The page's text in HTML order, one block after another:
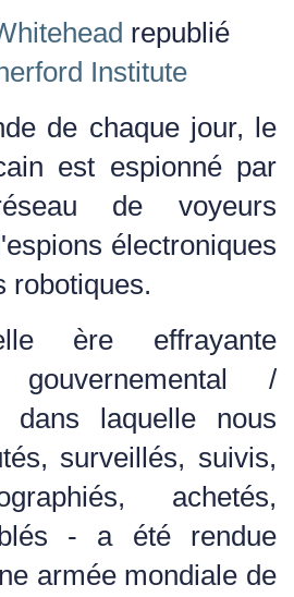
republié
Institute
de chaque jour, le
est espionné par
de voyeurs
électroniques
robotiques.
ère effrayante
gouvernemental /
dans laquelle nous
surveillés, suivis,
achetés,
- a été rendue
armée mondiale de